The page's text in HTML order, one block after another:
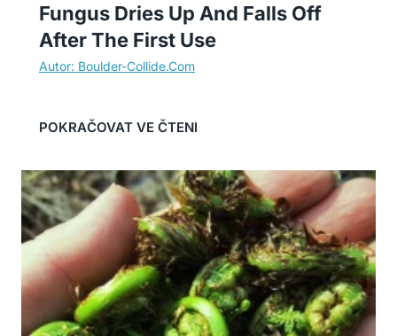
Fungus Dries Up And Falls Off
After The First Use